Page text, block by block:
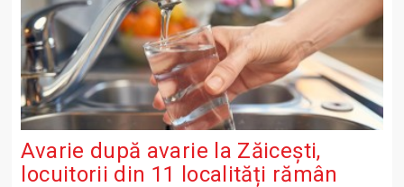
Avarie după avarie la Zăicești,
locuitorii din 11 localități rămân